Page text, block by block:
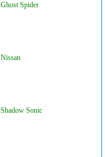
Ghost Spider
Nissan
Shadow Sonic